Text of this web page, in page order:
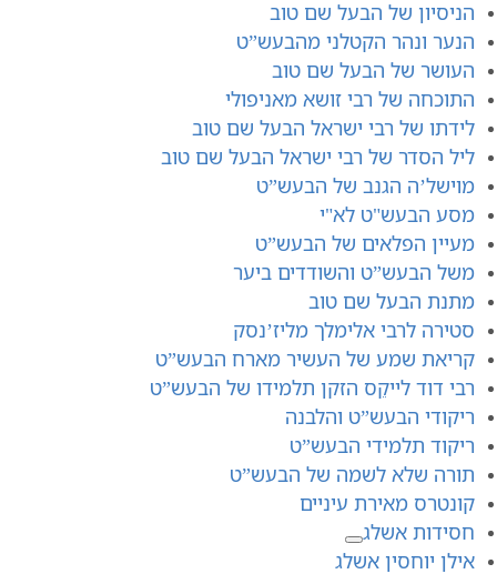
הניסיון של הבעל שם טוב
הנער ונהר הקטלני מהבעש”ט
העושר של הבעל שם טוב
התוכחה של רבי זושא מאניפולי
לידתו של רבי ישראל הבעל שם טוב
ליל הסדר של רבי ישראל הבעל שם טוב
מוישל’ה הגנב של הבעש”ט
מסע הבעש"ט לא"י
מעיין הפלאים של הבעש”ט
משל הבעש”ט והשודדים ביער
מתנת הבעל שם טוב
סטירה לרבי אלימלך מליז’נסק
קריאת שמע של העשיר מארח הבעש”ט
רבי דוד לייקֵס הזקן תלמידו של הבעש”ט
ריקודי הבעש”ט והלבנה
ריקוד תלמידי הבעש”ט
תורה שלא לשמה של הבעש”ט
קונטרס מאירת עיניים
חסידות אשלג
אילן יוחסין אשלג